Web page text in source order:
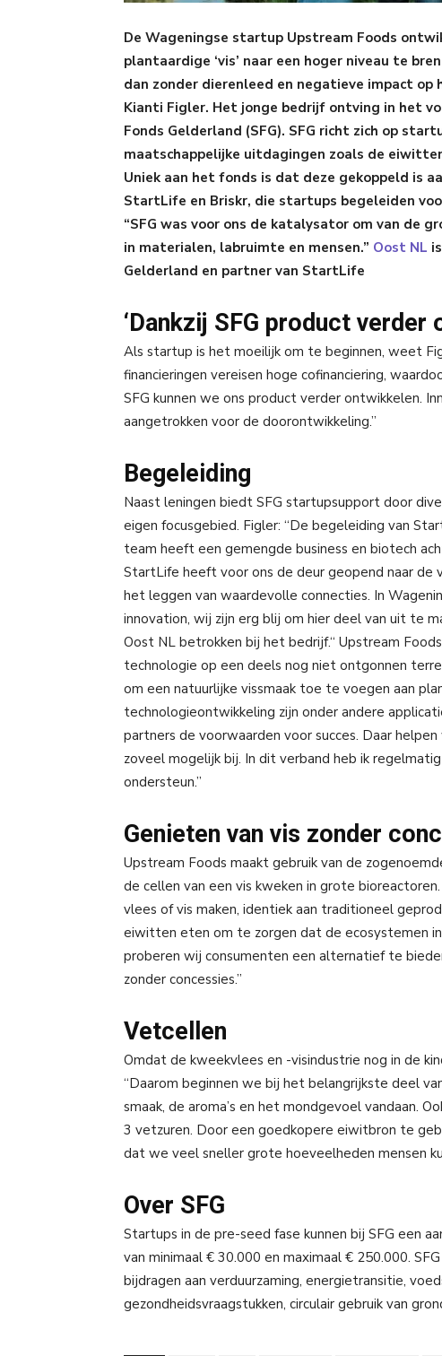
De Wageningse startup Upstream Foods
plantaardige ‘vis’ naar een hoger niveau te
dan zonder dierenleed en negatieve impact
Kianti Figler. Het jonge bedrijf ontving in het
Fonds Gelderland (SFG). SFG richt zich op
maatschappelijke uitdagingen zoals de
Uniek aan het fonds is dat deze gekoppeld is
StartLife en Briskr, die startups begeleiden
“SFG was voor ons de katalysator om van de
in materialen, labruimte en mensen.” Oost NL
Gelderland en partner van StartLife
‘Dankzij SFG product verder
Als startup is het moeilijk om te beginnen, weet
financieringen vereisen hoge cofinanciering,
SFG kunnen we ons product verder ontwikkelen.
aangetrokken voor de doorontwikkeling.”
Begeleiding
Naast leningen biedt SFG startupsupport door
eigen focusgebied. Figler: “De begeleiding van
team heeft een gemengde business en biotech
StartLife heeft voor ons de deur geopend naar de
het leggen van waardevolle connecties. In
innovation, wij zijn erg blij om hier deel van uit te
Oost NL betrokken bij het bedrijf.“ Upstream
technologie op een deels nog niet ontgonnen
om een natuurlijke vissmaak toe te voegen aan
technologieontwikkeling zijn onder andere
partners de voorwaarden voor succes. Daar helpen
zoveel mogelijk bij. In dit verband heb ik
ondersteun.”
Genieten van vis zonder
Upstream Foods maakt gebruik van de
de cellen van een vis kweken in grote
vlees of vis maken, identiek aan traditioneel
eiwitten eten om te zorgen dat de ecosystemen in
proberen wij consumenten een alternatief te
zonder concessies.”
Vetcellen
Omdat de kweekvlees en -visindustrie nog in de
“Daarom beginnen we bij het belangrijkste deel
smaak, de aroma’s en het mondgevoel vandaan.
3 vetzuren. Door een goedkopere eiwitbron te
dat we veel sneller grote hoeveelheden mensen
Over SFG
Startups in de pre-seed fase kunnen bij SFG een
van minimaal € 30.000 en maximaal € 250.000.
bijdragen aan verduurzaming, energietransitie,
gezondheidsvraagstukken, circulair gebruik van